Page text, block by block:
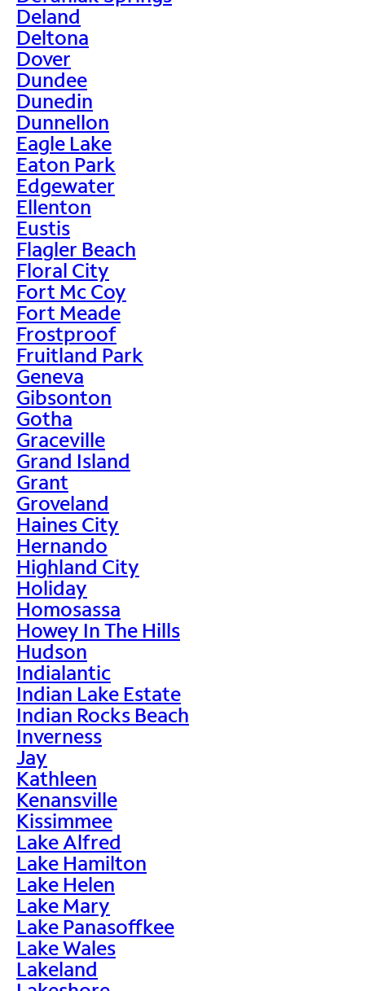
Deland
Deltona
Dover
Dundee
Dunedin
Dunnellon
Eagle Lake
Eaton Park
Edgewater
Ellenton
Eustis
Flagler Beach
Floral City
Fort Mc Coy
Fort Meade
Frostproof
Fruitland Park
Geneva
Gibsonton
Gotha
Graceville
Grand Island
Grant
Groveland
Haines City
Hernando
Highland City
Holiday
Homosassa
Howey In The Hills
Hudson
Indialantic
Indian Lake Estate
Indian Rocks Beach
Inverness
Jay
Kathleen
Kenansville
Kissimmee
Lake Alfred
Lake Hamilton
Lake Helen
Lake Mary
Lake Panasoffkee
Lake Wales
Lakeland